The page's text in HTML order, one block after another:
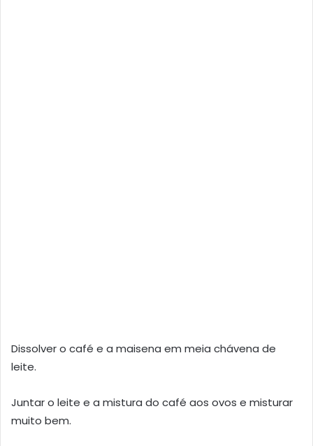
Dissolver o café e a maisena em meia chávena de
leite.
Juntar o leite e a mistura do café aos ovos e misturar
muito bem.